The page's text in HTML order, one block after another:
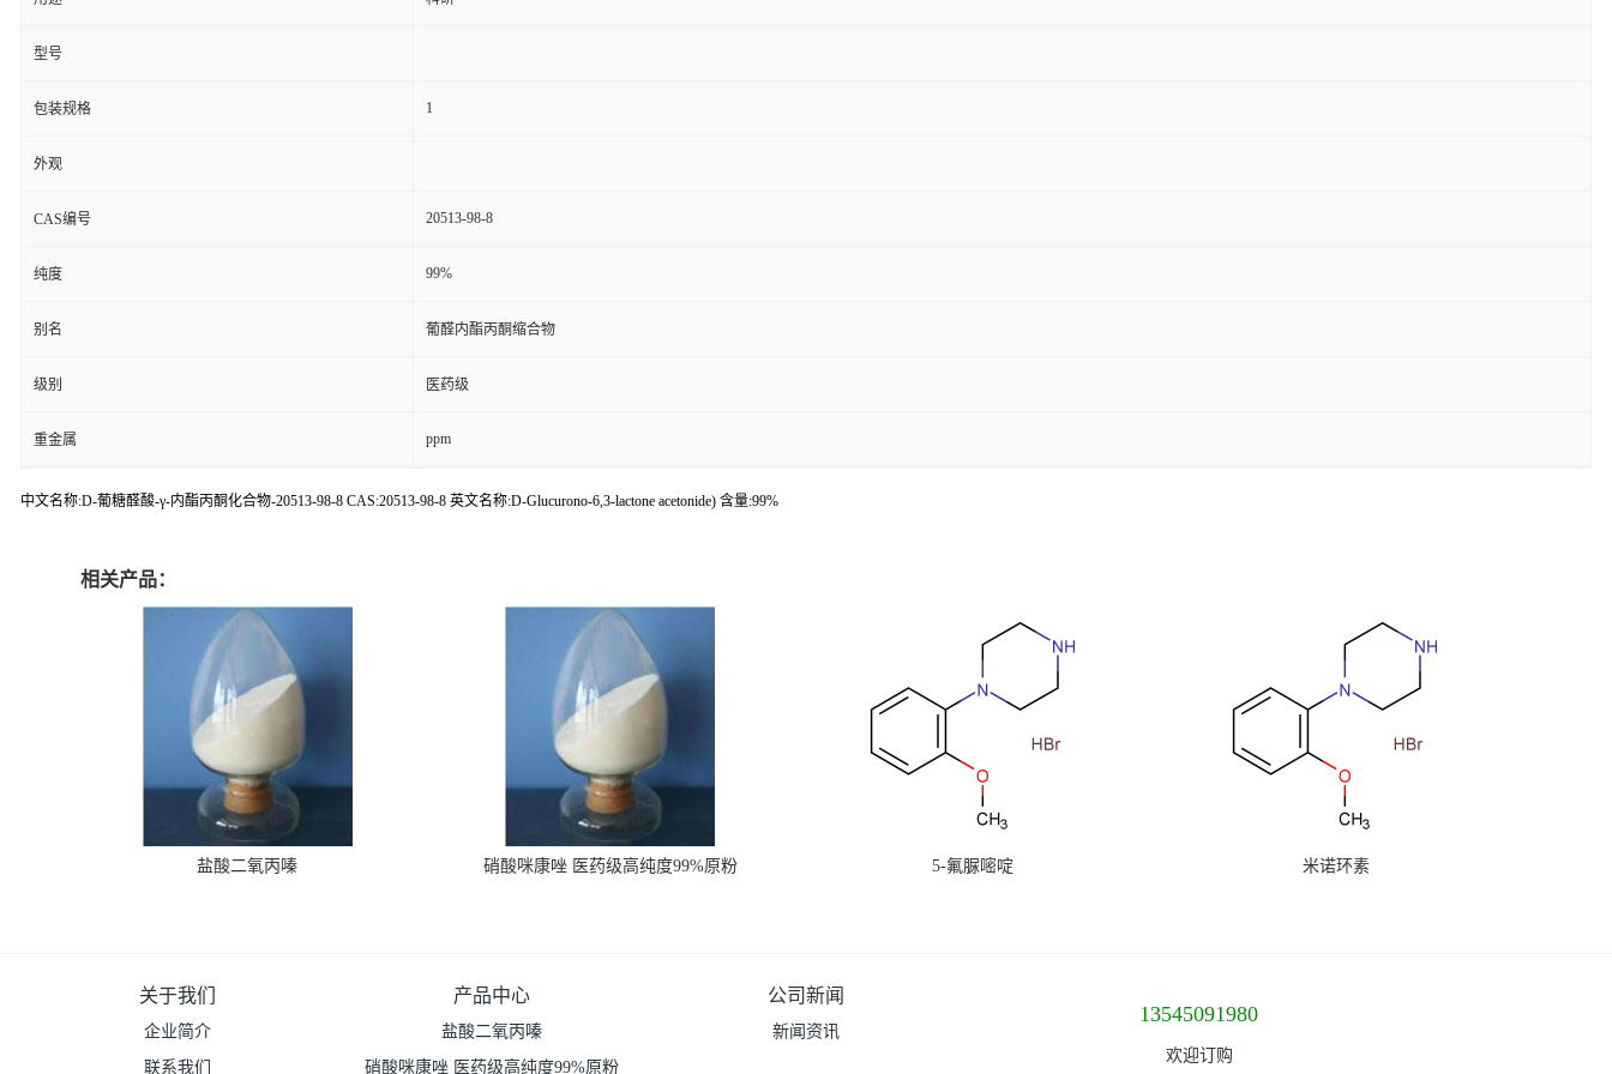
型号
包装规格 1
外观
CAS编号 20513-98-8
纯度 99%
别名 葡醛内酯丙酮缩合物
级别 医药级
重金属 ppm
中文名称:D-葡糖醛酸-γ-内酯丙酮化合物-20513-98-8 CAS:20513-98-8 英文名称:D-Glucurono-6,3-lactone acetonide) 含量:99%
相关产品：
盐酸二氧丙嗪 硝酸咪康唑 医药级高纯度99%原粉 5-氟脲嘧啶 米诺环素
关于我们
企业简介
联系我们
产品中心
盐酸二氧丙嗪
硝酸咪康唑 医药级高纯度99%原粉
公司新闻
新闻资讯
13545091980
欢迎订购